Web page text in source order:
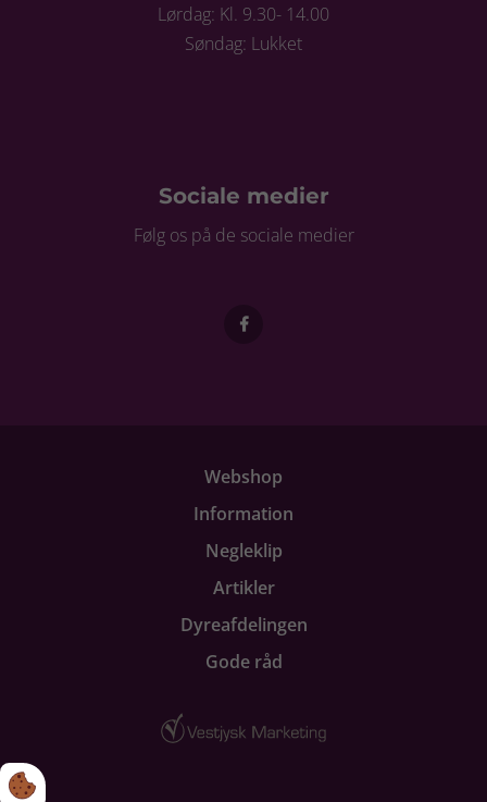
Lørdag: Kl. 9.30- 14.00
Søndag: Lukket
Sociale medier
Følg os på de sociale medier
Webshop
Information
Negleklip
Artikler
Dyreafdelingen
Gode råd